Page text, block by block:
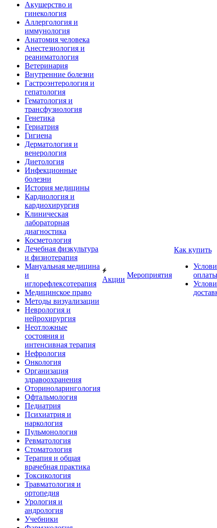
Акушерство и
гинекология
Аллергология и
иммунология
Анатомия человека
Анестезиология и
реаниматология
Ветеринария
Внутренние болезни
Гастроэнтерология и
гепатология
Гематология и
трансфузиология
Генетика
Гериатрия
Гигиена
Дерматология и
венерология
Диетология
Инфекционные
болезни
История медицины
Кардиология и
кардиохирургия
Клиническая
лабораторная
диагностика
Косметология
Лечебная физкультура
и физиотерапия
Мануальная медицина
и
иглорефлексотерапия
Медицинское право
Методы визуализации
Неврология и
нейрохирургия
Неотложные
состояния и
интенсивная терапия
Нефрология
Онкология
Организация
здравоохранения
Оториноларингология
Офтальмология
Педиатрия
Психиатрия и
наркология
Пульмонология
Ревматология
Стоматология
Терапия и общая
врачебная практика
Токсикология
Травматология и
ортопедия
Урология и
андрология
Учебники
Акции
Мероприятия
Как купить
оплаты